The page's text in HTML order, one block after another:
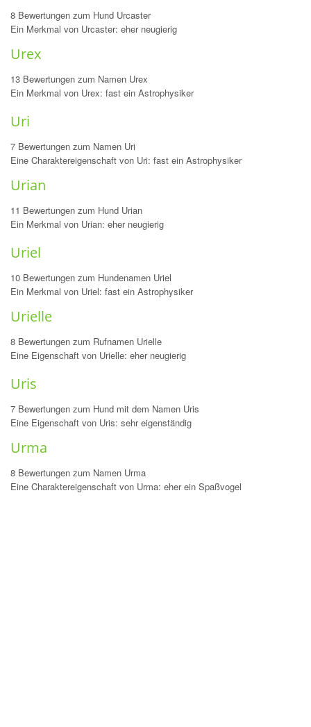
8 Bewertungen zum Hund Urcaster
Ein Merkmal von Urcaster: eher neugierig
Urex
13 Bewertungen zum Namen Urex
Ein Merkmal von Urex: fast ein Astrophysiker
Uri
7 Bewertungen zum Namen Uri
Eine Charaktereigenschaft von Uri: fast ein Astrophysiker
Urian
11 Bewertungen zum Hund Urian
Ein Merkmal von Urian: eher neugierig
Uriel
10 Bewertungen zum Hundenamen Uriel
Ein Merkmal von Uriel: fast ein Astrophysiker
Urielle
8 Bewertungen zum Rufnamen Urielle
Eine Eigenschaft von Urielle: eher neugierig
Uris
7 Bewertungen zum Hund mit dem Namen Uris
Eine Eigenschaft von Uris: sehr eigenständig
Urma
8 Bewertungen zum Namen Urma
Eine Charaktereigenschaft von Urma: eher ein Spaßvogel